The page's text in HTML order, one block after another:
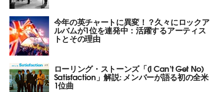
今年の英チャートに異変！？久々にロックア
ルバムが1位を連発中：活躍するアーティス
トとその理由
ローリング・ストーンズ「(I Can’t Get No)
Satisfaction」解説: メンバーが語る初の全米
1位曲